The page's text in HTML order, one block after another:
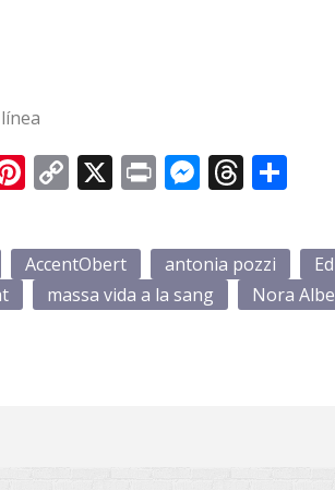
Pinterest
Copy
X Print
AccentObert antonia pozzi
massa vida a la sang Nora